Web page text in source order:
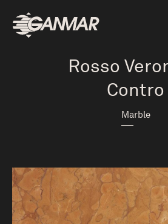
Rosso
Contro
Marble